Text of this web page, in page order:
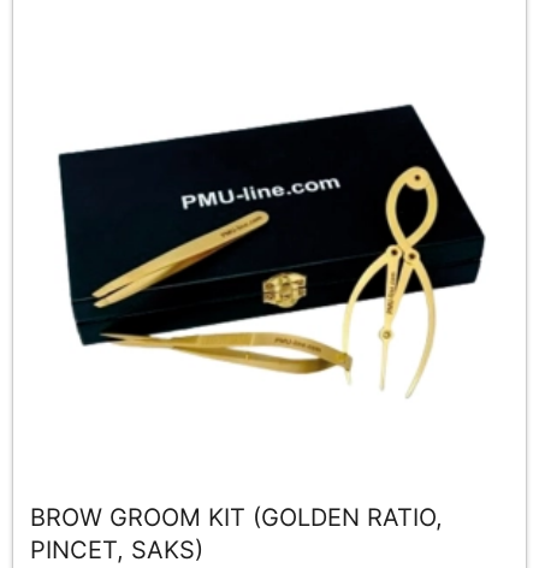
BROW GROOM KIT (GOLDEN RATIO,
PINCET, SAKS)